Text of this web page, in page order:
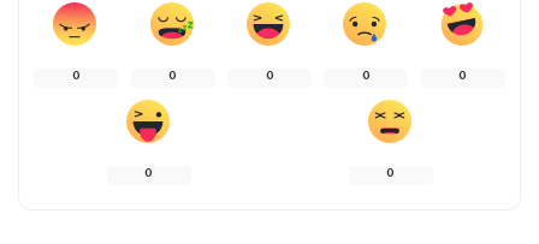
0
0
0
0
0
0
0